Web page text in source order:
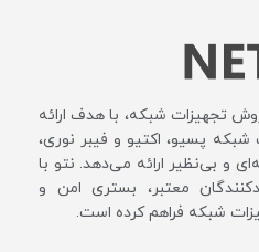
تجهیزات شبکه، با هدف ارائه
پسیو، اکتیو و فیبر نوری،
و بی‌نظیر ارائه می‌دهد. نتو با
معتبر، بستری امن و
شبکه فراهم کرده است.